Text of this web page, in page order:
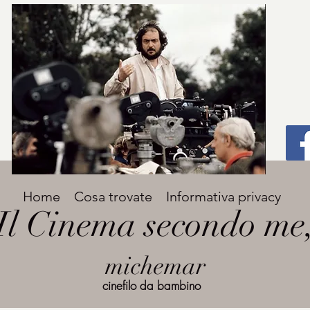
Titolo
grande
Avenir Light una delle font preferite dai
designer. Facile da leggere, viene
utilizzata per titoli e paragrafi.
Cinema secondo
michemar
Home Cosa trovate Informativa privacy
cinefilo da bambino